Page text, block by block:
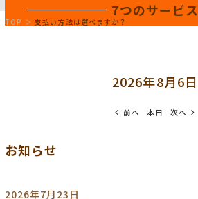
TOP 支払い方法は選べますか？
7つのサービス
2026年8月6日
前へ 本日 次へ
お知らせ
2026年7月23日